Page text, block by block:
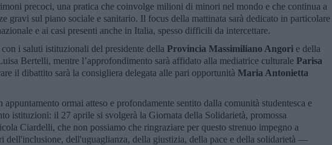
precoci, una pratica che coinvolge milioni di minori nel mondo e che continua a
gravi sul piano sociale e sanitario. Il focus della mattinata sarà dedicato in particolare
e ai casi presenti anche in Italia, spesso difficili da intercettare.
i saluti istituzionali del presidente della Provincia Massimiliano Angori e della
Bertelli, mentre l’approfondimento sarà affidato alla mediatrice culturale Parisa
il dibattito sarà la consigliera delegata alle pari opportunità Maria Antonietta
ormai atteso e profondamente sentito dalla comunità studentesca e
istituzioni: il 27 aprile si svolgerà la Giornata della Solidarietà, promossa
Ciardelli, che non possiamo che ringraziare per questo strenuo impegno a
dell'inclusione, dell'uguaglianza, della giustizia, della pace e della solidarietà —